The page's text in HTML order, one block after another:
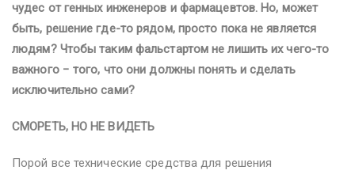
чудес от генных инженеров и фармацевтов. Но, может
быть, решение где-то рядом, просто пока не является
людям? Чтобы таким фальстартом не лишить их чего-то
важного − того, что они должны понять и сделать
исключительно сами?
СМОРЕТЬ, НО НЕ ВИДЕТЬ
Порой все технические средства для решения